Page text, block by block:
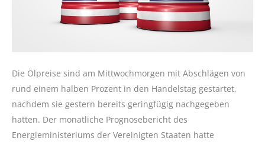
Die Ölpreise sind am Mittwochmorgen mit Abschlägen von
rund einem halben Prozent in den Handelstag gestartet,
nachdem sie gestern bereits geringfügig nachgegeben
hatten. Der monatliche Prognosebericht des
Energieministeriums der Vereinigten Staaten hatte